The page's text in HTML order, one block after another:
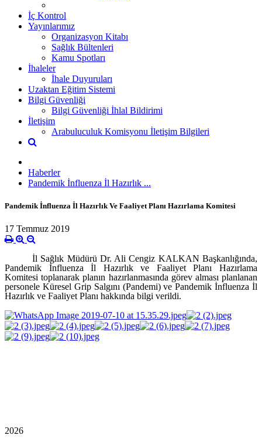
İç Kontrol
Yayınlarımız
Organizasyon Kitabı
Sağlık Bültenleri
Kamu Spotları
İhaleler
İhale Duyuruları
Uzaktan Eğitim Sistemi
Bilgi Güvenliği
Bilgi Güvenliği İhlal Bildirimi
İletişim
Arabuluculuk Komisyonu İletişim Bilgileri
Haberler
Pandemik İnfluenza İl Hazırlık ...
Pandemik İnfluenza İl Hazırlık Ve Faaliyet Planı Hazırlama Komitesi
17 Temmuz 2019
İl Sağlık Müdürü Dr. Ali Cengiz KALKAN Başkanlığında,
Pandemik İnfluenza İl Hazırlık ve Faaliyet Planı Hazırlama
Komitesi toplanarak planın hazırlanmasında görev alması planlanan
personele Küresel Grip Salgını (Pandemi) ve Pandemik İnfluenza İl
Hazırlık ve Faaliyet Planı hakkında bilgi verildi.
2026